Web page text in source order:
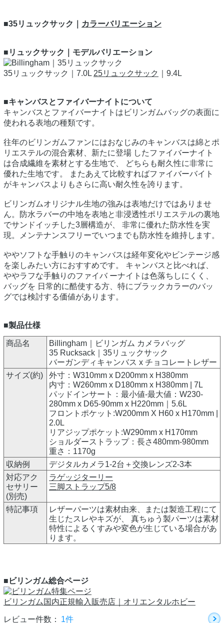
■35リュックサック｜ カラーバリエーション
■リュックサック｜モデルバリエーション
35リュックサック｜7.0L 25リュックサック ｜9.4L
■キャンバスとファイバーナイトについて
キャンバスとファイバーナイトはビリンガムバッグの表面に
使われる表地の種類です。
往年のビリンガムファンにはおなじみのキャンバスは綿とポ
リエステルの混合素材、新たに登場 したファイバーナイト
は合成繊維を素材とする生地で、 どちらも耐久性に非常に
優れた生地です。 またあえて比較すればファイバーバイト
がキャンバスよりもさらに高い耐久性を誇ります。
ビリンガムオリジナル生地の強みは表地だけではありませ
ん。防水ラバーの中地を表地と非浸透性ポリエステルの裏地
でサンドイッチした3層構造が、 非常に優れた防水性を実
現。メンテナンスフリーでいつまでも防水性を維持します。
ややソフトな手触りのキャンバスは経年変化やビンテージ感
を楽しみたい方におすすめです。 キャンバスと比べれば、
ややラフな手触りのファイバ ーナイトは色落ちしにくく、
バッグを 日常的に酷使する方、特にブラックカラーのバッ
グでは検討する価値があります。
■製品仕様
商品名
Billingham｜ビリンガム カメラバッグ
35 Rucksack｜35リュックサック
バーガンディキャンバス x チョコレートレザー
サイズ(約)
外寸：W310mm x D200mm x H380mm
内寸：W260mm x D180mm x H380mm | 7L
パッドインサート：最小値-最大値：W230-
280mm x D65-90mm x H220mm｜5.6L
フロントポケット:W200mm X H60 x H170mm |
2.0L
リアジップポケット:W290mm x H170mm
ショルダーストラップ：長さ480mm-980mm
重さ：1170g
収納例
デジタルカメラ1-2台＋交換レンズ2-3本
対応アク
セサリー
(別売)
ラゲッジターリー
三脚ストラップ5/8
特記事項
レザーパーツは素材由来、または製造工程にて
生じたスレやキズが、 真ちゅう製パーツは素材
特性によるくすみや変色が生じている場合があ
ります。
■ビリンガム総合ページ
ビリンガム国内正規輸入販売店｜オリエンタルホビー
レビュー件数： 1件